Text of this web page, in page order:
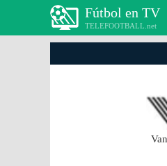
Fútbol en TV
TELEFOOTBALL.net